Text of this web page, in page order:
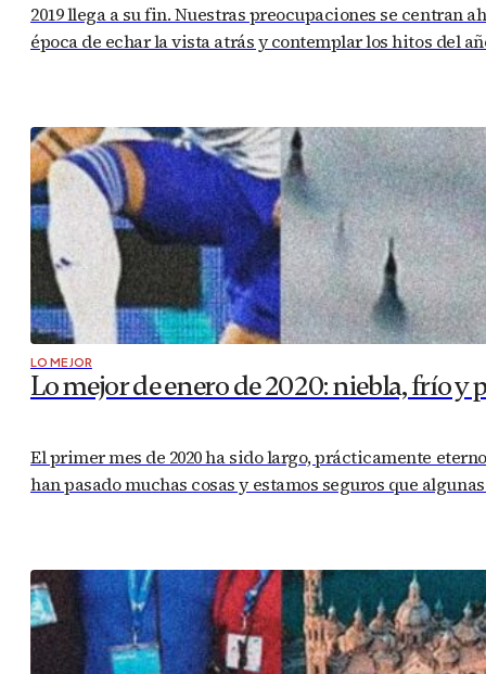
2019 llega a su fin. Nuestras preocupaciones se centran
época de echar la vista atrás y contemplar los hitos del
LO MEJOR
Lo mejor de enero de 2020: niebla, frío y
El primer mes de 2020 ha sido largo, prácticamente
han pasado muchas cosas y estamos seguros que